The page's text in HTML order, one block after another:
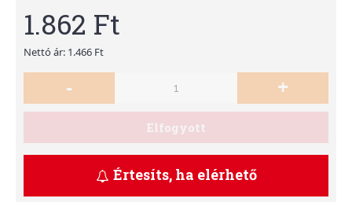
1.862 Ft
Nettó ár: 1.466 Ft
- +
Elfogyott
Értesíts, ha elérhető